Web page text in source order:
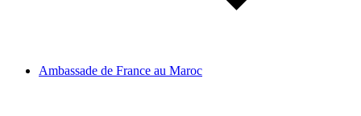
Ambassade de France au Maroc